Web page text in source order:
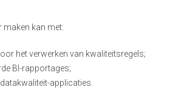
kan met:
het verwerken van kwaliteitsregels;
BI-rapportages;
applicaties.